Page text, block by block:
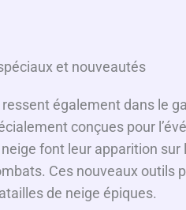
et nouveautés
également dans le
conçues pour
neige font leur apparition
Ces nouveaux
de neige épiques.